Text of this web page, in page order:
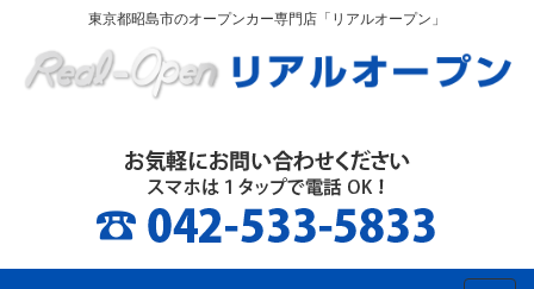
東京都昭島市のオープンカー専門店「リアルオープン」